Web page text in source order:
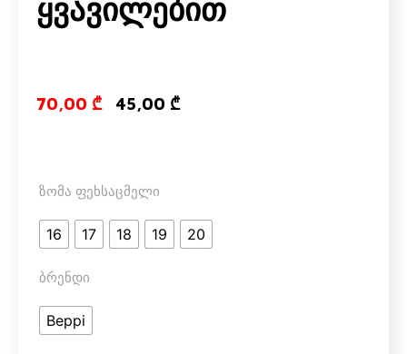
Ყვავილებით
70,00 ₾ Original price
45,00 ₾Current
ზომა ფეხსაცმელი
16 17 18 19 20
ბრენდი
Beppi